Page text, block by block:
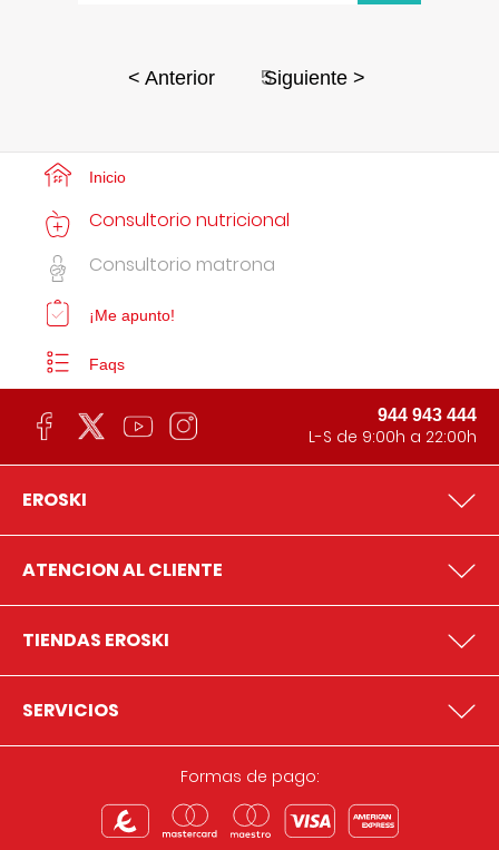
< Anterior 5
Siguiente >
Inicio
Consultorio nutricional
Consultorio matrona
¡Me apunto!
Faqs
944 943 444
L-S de 9:00h a 22:00h
EROSKI
ATENCION AL CLIENTE
TIENDAS EROSKI
SERVICIOS
Formas de pago: